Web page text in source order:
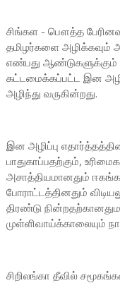
சிங்கள - பௌத்த
தமிழர்களை அழிக்கவும்
எண்பது ஆண்டுகளுக்கும்
கட்டமைக்கப்பட்ட இன
அழிந்து வருகின்றது.
இன அழிப்பு
பாதுகாப்பதற்கும்,
அசாத்தியமானதும்
போராட்டத்தினதும்
திரண்டு
முள்ளிவாய்க்காலையும்
சிறிலங்கா தீவில்